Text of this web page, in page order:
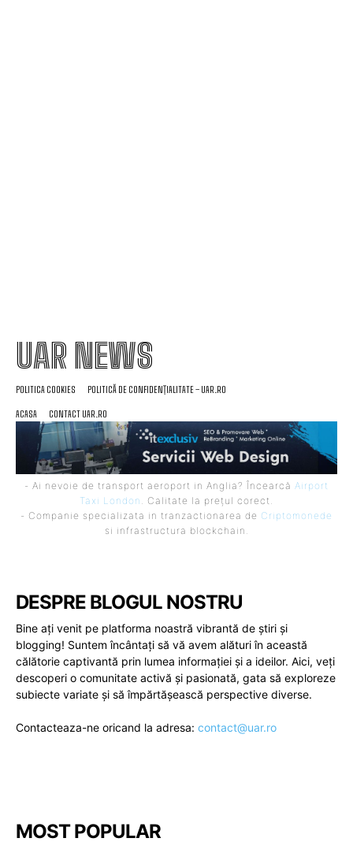
UAR NEWS
POLITICA COOKIES POLITICĂ DE CONFIDENȚIALITATE – UAR.RO
ACASA CONTACT UAR.RO
- Ai nevoie de transport aeroport in Anglia? Încearcă Airport
Taxi London
. Calitate la prețul corect.
- Companie specializata in tranzactionarea de Criptomonede
si infrastructura blockchain.
DESPRE BLOGUL NOSTRU
Bine ați venit pe platforma noastră vibrantă de știri și
blogging! Suntem încântați să vă avem alături în această
călătorie captivantă prin lumea informației și a ideilor. Aici, veți
descoperi o comunitate activă și pasionată, gata să exploreze
subiecte variate și să împărtășească perspective diverse.
Contacteaza-ne oricand la adresa: contact@uar.ro
MOST POPULAR